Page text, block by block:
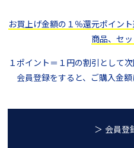
お買上げ金額の１％還元ポイン
商品、セッ
１ポイント＝１円の割引として
会員登録をすると、ご購入金
＞ 会員登